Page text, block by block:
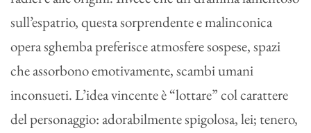
sull’espatrio, questa sorprendente e malinconica
opera sghemba preferisce atmosfere sospese, spazi
che assorbono emotivamente, scambi umani
inconsueti. L’idea vincente è “lottare” col carattere
del personaggio: adorabilmente spigolosa, lei; tenero,